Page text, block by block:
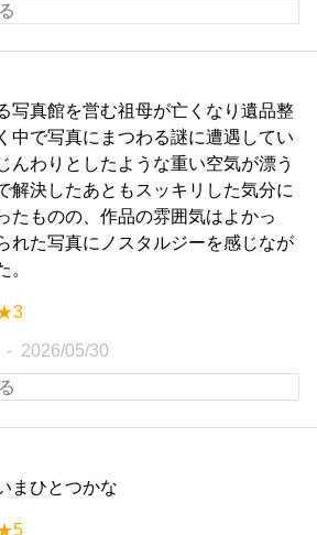
写真館を営む祖母が亡くなり遺品整
中で写真にまつわる謎に遭遇してい
んわりとしたような重い空気が漂う
解決したあともスッキリした気分に
たものの、作品の雰囲気はよかっ
れた写真にノスタルジーを感じなが
。
2026/05/30
まひとつかな